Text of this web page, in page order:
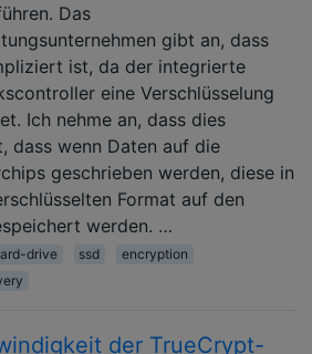
Das
gibt an, dass
ist, da der integrierte
eine Verschlüsselung
Ich nehme an, dass dies
dass wenn Daten auf die
geschrieben werden, diese in
Format auf den
werden. …
drive ssd
encryption
der TrueCrypt-